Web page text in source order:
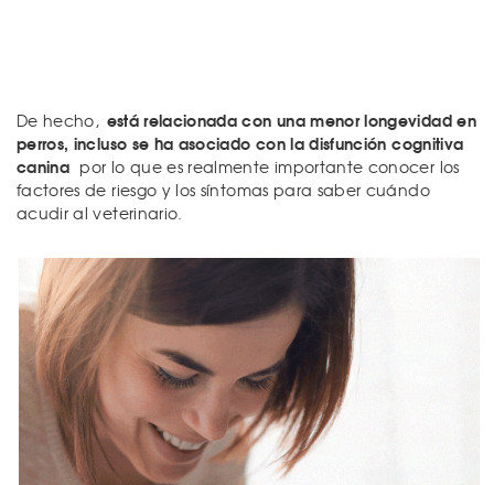
De hecho, está relacionada con una menor longevidad en
perros, incluso se ha asociado con la disfunción cognitiva
canina por lo que es realmente importante conocer los
factores de riesgo y los síntomas para saber cuándo
acudir al veterinario.